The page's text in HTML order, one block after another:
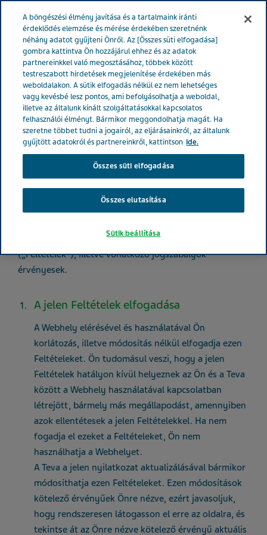
Magyarország Feltételek
Felhasználási Feltételek
A Teva Pharmaceuticals Industries Ltd., 5 Basel Street,
Petach Tikva 49131, Izrael („Teva”) ezt a webhelyet (a
„Webhely”) az Ön tájékoztatása, oktatása és az Önnel
való kommunikáció céljából tartja fenn. Ön bármikor
elérésére és használatára a következő feltételek
(„Feltételek”), illetve vonatkozó jogszabályok
érvényesek.
A jelen Feltételek elfogadása
A Webhely elérésével és használatával Ön
korlátozás, illetve módosítás nélkül elfogadja ezen
Feltételeket. Ön tudomásul veszi, hogy a jelen
Feltételek hatályon kívül helyeznek az Ön és a Teva
között a Webhely használatával kapcsolatban
létrejött, bármely más megállapodást, amennyiben
azok ellentétesek a jelen Feltételekkel. Ha nem
fogadja el ezeket a Feltételeket, Ön nem
használhatja a Webhelyet.
A Teva a jelen nyilatkozat aktualizálásával bármikor
módosíthatja ezen Feltételeket. Ezen módosítások
kötelező érvényűek Önre nézve, ezért javasoljuk,
hogy rendszeresen látogasson el erre az oldalra, és
tekintse át az Önre nézve kötelező érvényű aktuális
A böngészési élmény javítása és a tartalmaink iránti
érdeklődés elemzése és mérése érdekében szeretnénk
néhány adatot gyűjteni Önről. Az [Összes süti elfogadása]
gombra kattintva Ön hozzájárul ehhez és az adatok
partnereinkkel való megosztásához, többek között
testreszabott hirdetések megjelenítése érdekében más
weboldalakon. A sütik elfogadás nélkül ez nem lehetséges
vagy kevésbé lesz pontos, ami befolyásolhatja a weboldal,
illetve az általunk kínált szolgáltatásokkal kapcsolatos
felhasználói élményt. Bármikor meggondolhatja magát. Ha
szeretne többet tudni a jogairól, az eljárásainkról, az általunk
gyűjtött adatokról és partnereinkről, kattintson ide.
Összes süti elfogadása
Összes elutasítása
Sütik beállítása